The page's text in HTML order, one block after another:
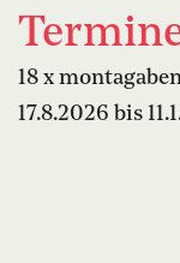
18 x
17.8.2026 bis